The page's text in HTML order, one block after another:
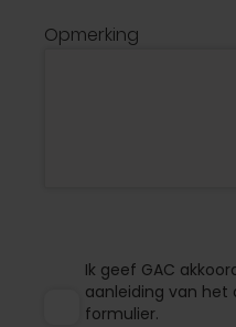
Opmerking
Ik geef GAC
aanleiding van het
formulier.